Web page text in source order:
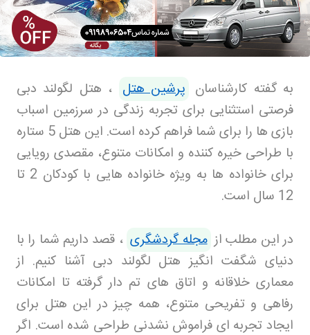
به گفته کارشناسان پرشین هتل ، هتل لگولند دبی
فرصتی استثنایی برای تجربه زندگی در سرزمین اسباب
بازی ها را برای شما فراهم کرده است. این هتل 5 ستاره
با طراحی خیره کننده و امکانات متنوع، مقصدی رویایی
برای خانواده ها به ویژه خانواده هایی با کودکان 2 تا
12 سال است
.
در این مطلب از مجله گردشگری ، قصد داریم شما را با
دنیای شگفت انگیز هتل لگولند دبی آشنا کنیم. از
معماری خلاقانه و اتاق های تم دار گرفته تا امکانات
رفاهی و تفریحی متنوع، همه چیز در این هتل برای
ایجاد تجربه ای فراموش نشدنی طراحی شده است. اگر